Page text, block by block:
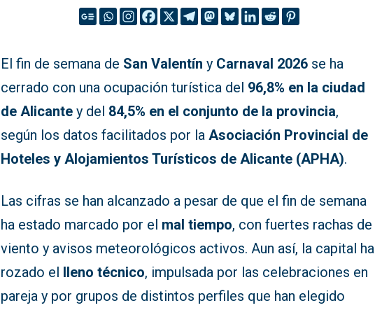
El fin de semana de San Valentín y Carnaval 2026 se ha
cerrado con una ocupación turística del 96,8% en la ciudad
de Alicante y del 84,5% en el conjunto de la provincia,
según los datos facilitados por laAsociación Provincial de
Hoteles y Alojamientos Turísticos de Alicante (APHA).
Las cifras se han alcanzado a pesar de que el fin de semana
ha estado marcado por el mal tiempo, con fuertes rachas de
viento y avisos meteorológicos activos. Aun así, la capital ha
rozado el lleno técnico, impulsada por las celebraciones en
pareja y por grupos de distintos perfiles que han elegido